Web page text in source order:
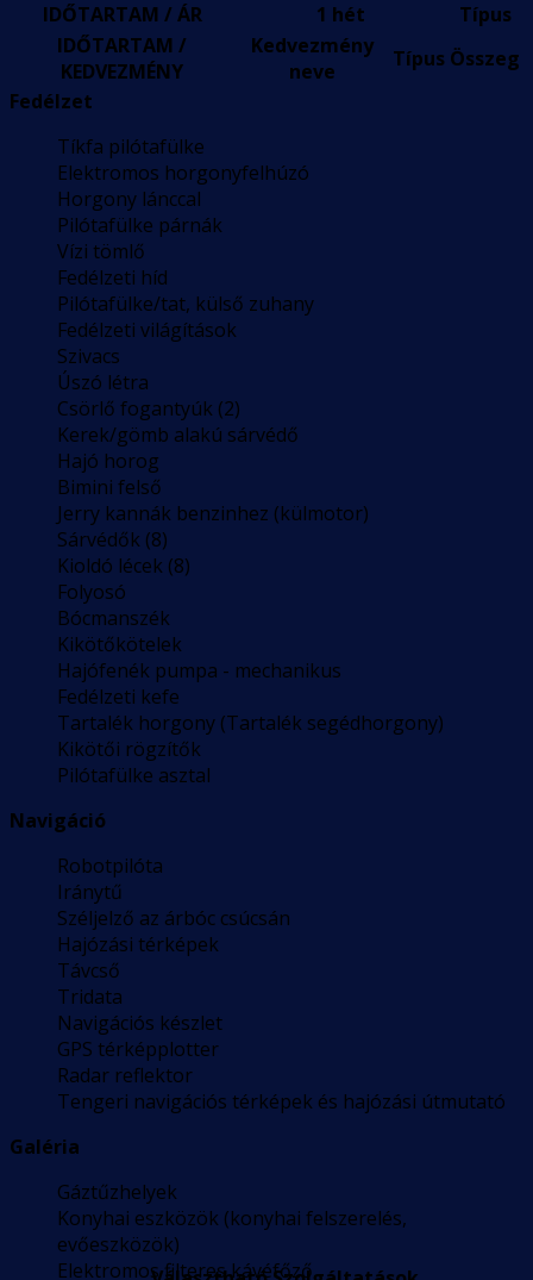
IDŐTARTAM / ÁR
1 hét
Típus
IDŐTARTAM /
KEDVEZMÉNY
Kedvezmény
neve
Típus Összeg
Fedélzet
Tíkfa pilótafülke
Elektromos horgonyfelhúzó
Horgony lánccal
Pilótafülke párnák
Vízi tömlő
Fedélzeti híd
Pilótafülke/tat, külső zuhany
Fedélzeti világítások
Szivacs
Úszó létra
Csörlő fogantyúk (2)
Kerek/gömb alakú sárvédő
Hajó horog
Bimini felső
Jerry kannák benzinhez (külmotor)
Sárvédők (8)
Kioldó lécek (8)
Folyosó
Bócmanszék
Kikötőkötelek
Hajófenék pumpa - mechanikus
Fedélzeti kefe
Tartalék horgony (Tartalék segédhorgony)
Kikötői rögzítők
Pilótafülke asztal
Navigáció
Robotpilóta
Iránytű
Széljelző az árbóc csúcsán
Hajózási térképek
Távcső
Tridata
Navigációs készlet
GPS térképplotter
Radar reflektor
Tengeri navigációs térképek és hajózási útmutató
Galéria
Gáztűzhelyek
Konyhai eszközök (konyhai felszerelés,
evőeszközök)
Elektromos filteres kávéfőző